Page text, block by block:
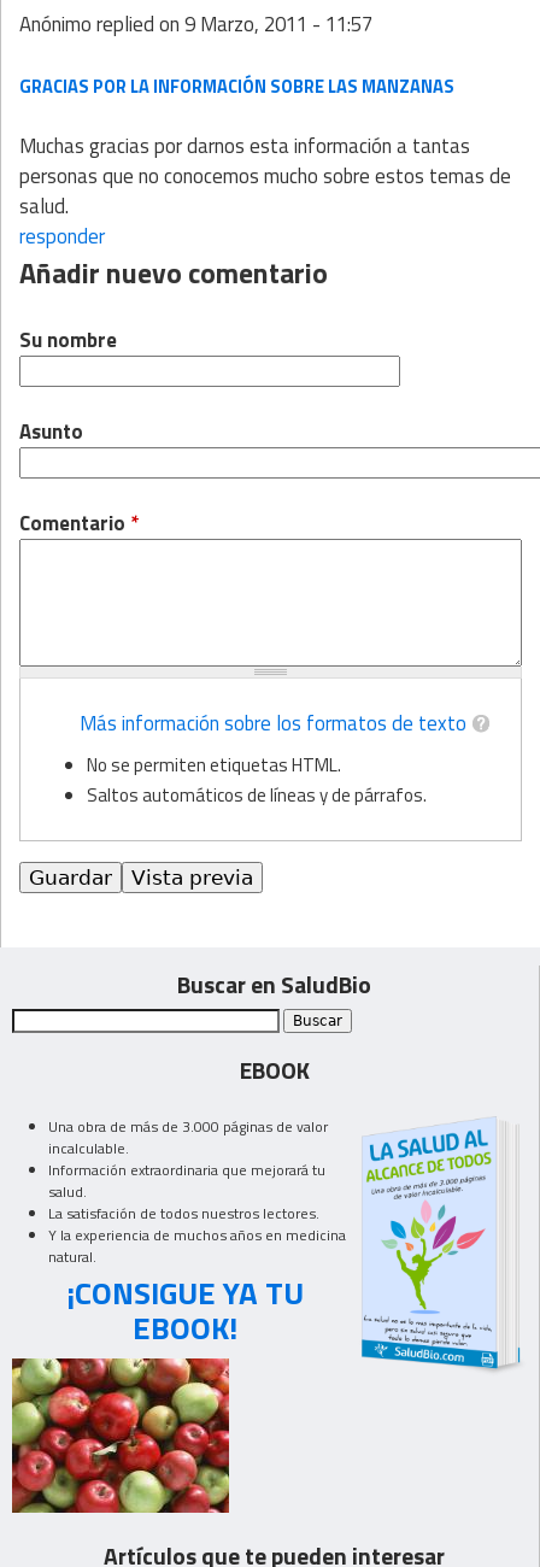
Anónimoreplied on9 Marzo, 2011 - 11:57
GRACIAS POR LA INFORMACIÓN SOBRE LAS MANZANAS
Muchas gracias por darnos esta información a tantas
personas que no conocemos mucho sobre estos temas de
salud.
responder
Añadir nuevo comentario
Su nombre
Asunto
Comentario *
Más información sobre los formatos de texto
No se permiten etiquetas HTML.
Saltos automáticos de líneas y de párrafos.
Buscar en SaludBio
EBOOK
Una obra de más de 3.000 páginas de valor
incalculable.
Información extraordinaria que mejorará tu
salud.
La satisfación de todos nuestros lectores.
Y la experiencia de muchos años en medicina
natural.
¡CONSIGUE YA TU
EBOOK!
Artículos que te pueden interesar